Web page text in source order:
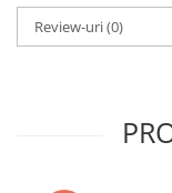
Review-uri(0)